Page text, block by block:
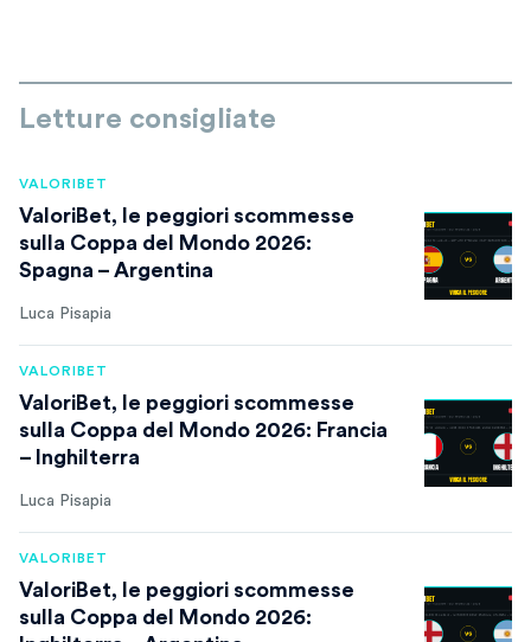
Letture consigliate
VALORIBET
ValoriBet, le peggiori scommesse
sulla Coppa del Mondo 2026:
Spagna – Argentina
Luca Pisapia
VALORIBET
ValoriBet, le peggiori scommesse
sulla Coppa del Mondo 2026: Francia
– Inghilterra
Luca Pisapia
VALORIBET
ValoriBet, le peggiori scommesse
sulla Coppa del Mondo 2026: